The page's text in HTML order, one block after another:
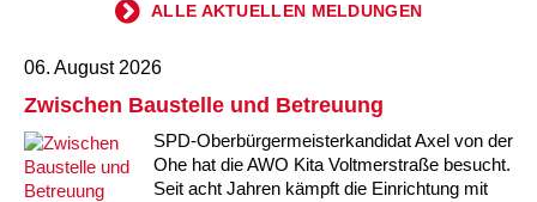
ALLE AKTUELLEN MELDUNGEN
06. August 2026
Zwischen Baustelle und Betreuung
SPD-Oberbürgermeisterkandidat Axel von der
Ohe hat die AWO Kita Voltmerstraße besucht.
Seit acht Jahren kämpft die Einrichtung mit